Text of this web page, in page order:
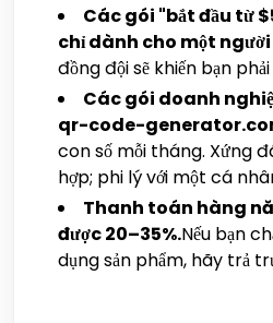
Các gói "bắt đầu từ
chỉ dành cho một
đồng đội sẽ khiến bạn
Các gói doanh
qr-code-
con số mỗi tháng. Xứng
hợp; phi lý với một cá
Thanh toán hàng
được 20–35%.Nếu bạn
dụng sản phẩm, hãy trả